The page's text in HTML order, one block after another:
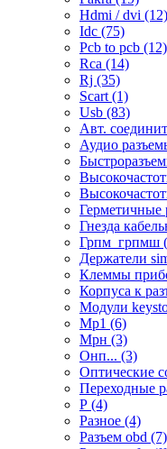
Hdmi / dvi (12)
Idc (75)
Pcb to pcb (12)
Rca (14)
Rj (35)
Scart (1)
Usb (83)
Авт.
Аудио
Герметичные
Гнезда
Грпм_грпмш
Держатели
Клеммы
Корпуса к
Модули
Мр1 (6)
Мрн (3)
Онп... (3)
Оптические
Переходные
Р (4)
Разное (4)
Разъем obd (7)